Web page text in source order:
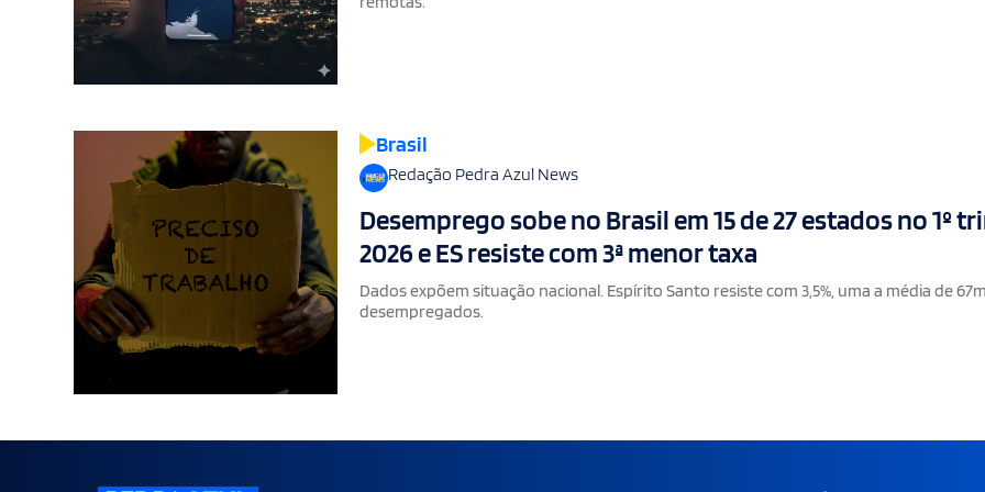
Brasil
Redação Pedra Azul News
Desemprego sobe no Brasil em 15 de 27 estados no 1º
2026 e ES resiste com 3ª menor taxa
Dados expõem situação nacional. Espírito Santo resiste com 3,5%, uma a média de
desempregados.